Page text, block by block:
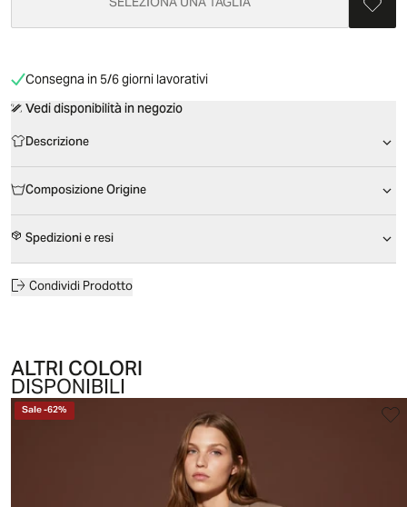
Consegna in 5/6 giorni lavorativi
Vedi disponibilità in negozio
Descrizione
Composizione Origine
Spedizioni e resi
Condividi Prodotto
ALTRI COLORI
DISPONIBILI
Sale-62%